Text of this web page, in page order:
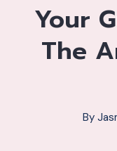
Your
The
By